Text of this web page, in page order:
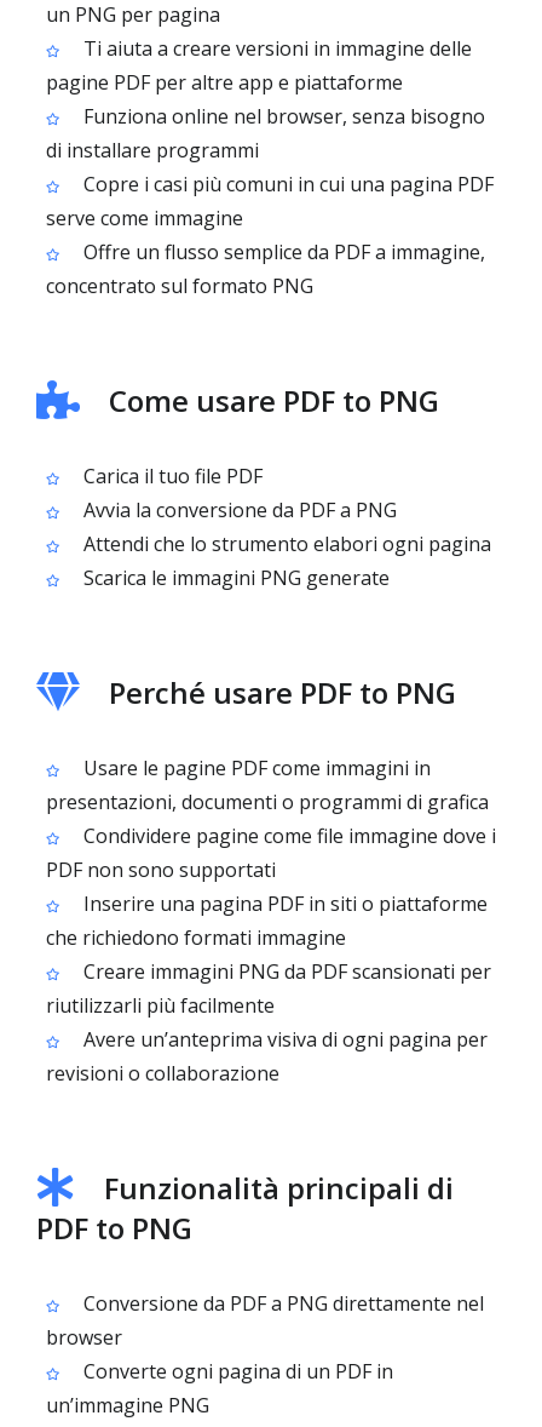
un PNG per pagina
Ti aiuta a creare versioni in immagine delle
pagine PDF per altre app e piattaforme
Funziona online nel browser, senza bisogno
di installare programmi
Copre i casi più comuni in cui una pagina PDF
serve come immagine
Offre un flusso semplice da PDF a immagine,
concentrato sul formato PNG
Come usare PDF to PNG
Carica il tuo file PDF
Avvia la conversione da PDF a PNG
Attendi che lo strumento elabori ogni pagina
Scarica le immagini PNG generate
Perché usare PDF to PNG
Usare le pagine PDF come immagini in
presentazioni, documenti o programmi di grafica
Condividere pagine come file immagine dove i
PDF non sono supportati
Inserire una pagina PDF in siti o piattaforme
che richiedono formati immagine
Creare immagini PNG da PDF scansionati per
riutilizzarli più facilmente
Avere un’anteprima visiva di ogni pagina per
revisioni o collaborazione
Funzionalità principali di
PDF to PNG
Conversione da PDF a PNG direttamente nel
browser
Converte ogni pagina di un PDF in
un’immagine PNG